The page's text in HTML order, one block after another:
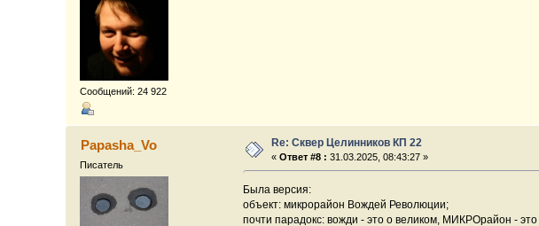
Сообщений: 24 922
Papasha_Vo
Писатель
Re: Сквер Целинников КП 22
«Ответ #8 : 31.03.2025, 08:43:27 »
Была версия:
объект: микрорайон Вождей Революции;
почти парадокс: вожди - это о великом, МИКРОрайон -